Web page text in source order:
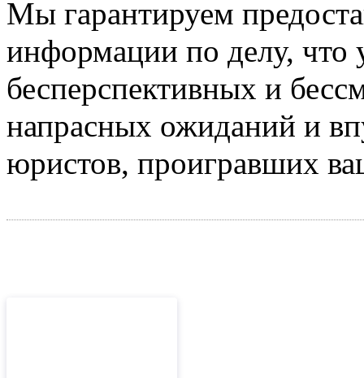
Мы гарантируем
информации по делу, что
бесперспективных и
напрасных ожиданий и
юристов, проигравших